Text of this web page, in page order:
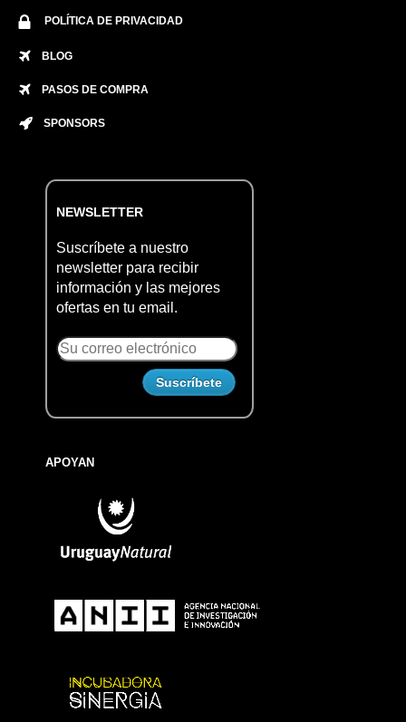
POLÍTICA DE PRIVACIDAD
BLOG
PASOS DE COMPRA
SPONSORS
NEWSLETTER
Suscríbete a nuestro
newsletter para recibir
información y las mejores
ofertas en tu email.
APOYAN